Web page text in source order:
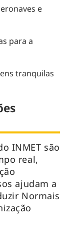
e
para a
tranquilas
INMET são
real,
ajudam a
Normais